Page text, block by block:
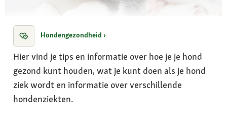
Hondengezondheid ›
Hier vind je tips en informatie over hoe je je hond
gezond kunt houden, wat je kunt doen als je hond
ziek wordt en informatie over verschillende
hondenziekten.